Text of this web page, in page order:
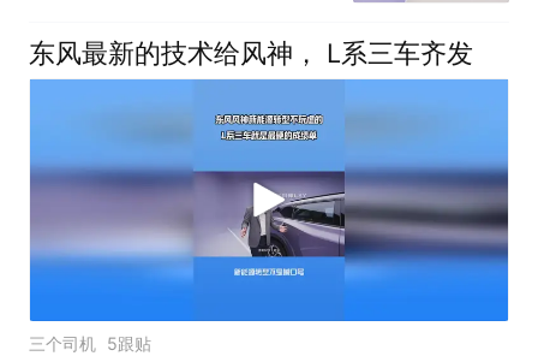
东风最新的技术给风神， L系三车齐发
三个司机 5跟贴